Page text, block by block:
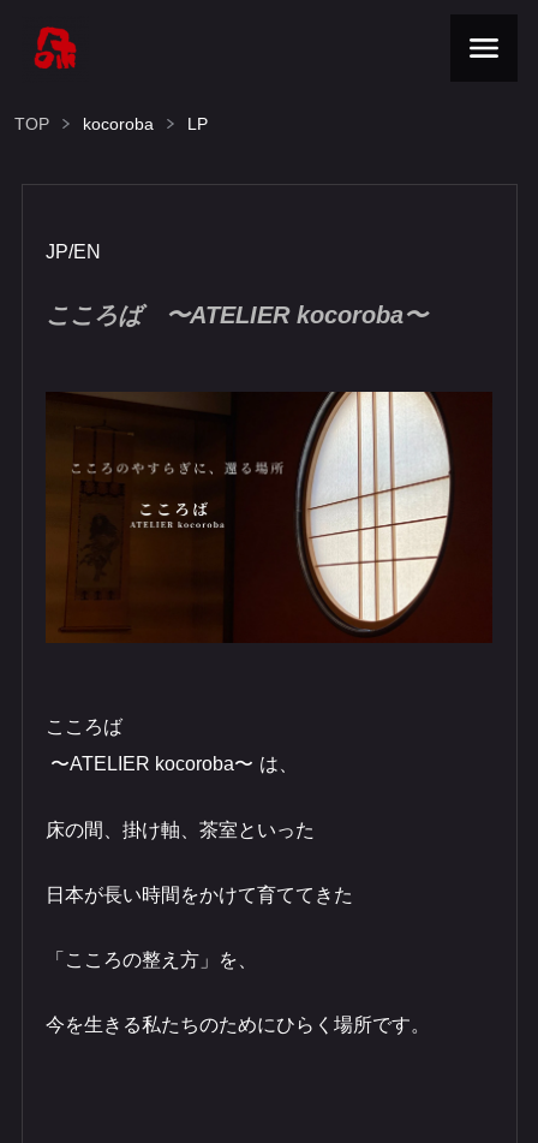
TOP kocoroba LP
JP/EN​
こころば​​​​ 〜ATELIER kocoroba〜
こころば​​​​​
〜ATELIER kocoroba〜 は、​
床の間、掛け軸、茶室といった
日本が長い時間をかけて育ててきた
「こころの整え方」を、
今を生きる私たちのためにひらく場所です。